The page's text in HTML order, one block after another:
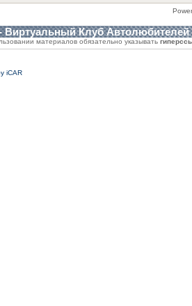
Виртуальный Клуб Автолюбителей
материалов обязательно указывать